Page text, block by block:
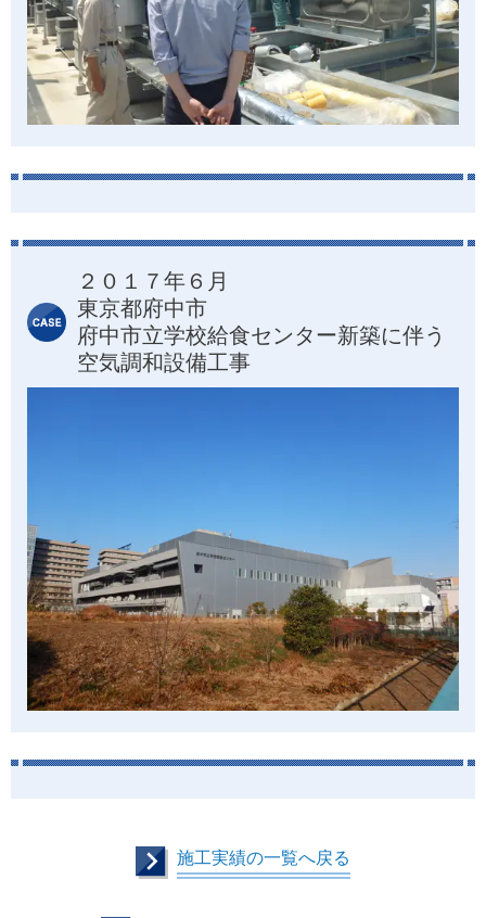
２０１７年６月
東京都府中市
府中市立学校給食センター新築に伴う
空気調和設備工事
施工実績の一覧へ戻る